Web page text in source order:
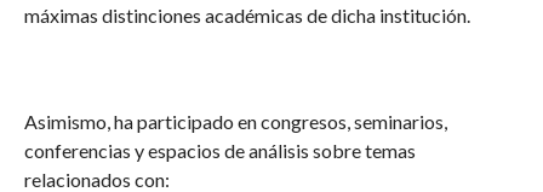
máximas distinciones académicas de dicha institución.
Asimismo, ha participado en congresos, seminarios,
conferencias y espacios de análisis sobre temas
relacionados con: